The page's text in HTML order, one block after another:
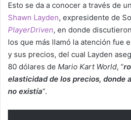
Esto se da a conocer a través de
Shawn Layden, expresidente de
PlayerDriven, en donde
los que más llamó la atención fue
y sus precios, del cual Layden
80 dólares de Mario Kart World, “
elasticidad de los precios, donde
no existía”.